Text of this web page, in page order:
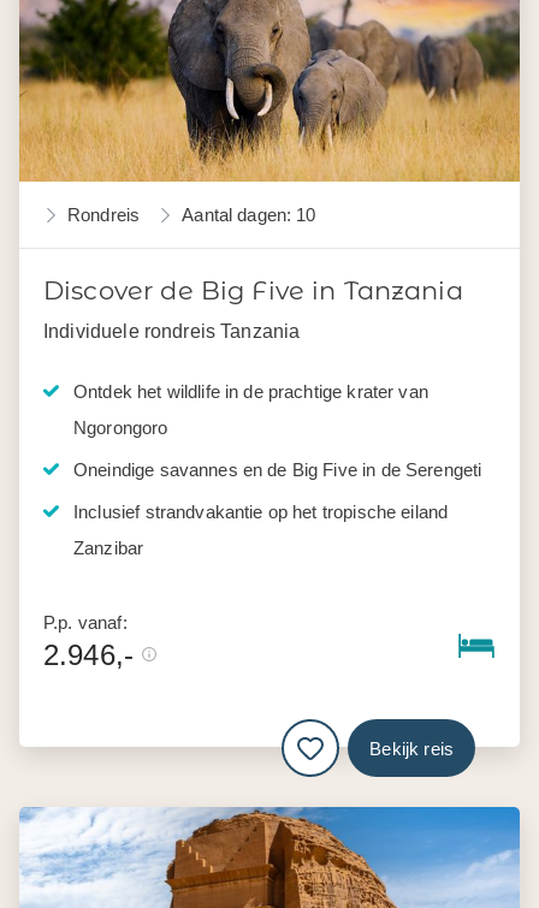
Rondreis Aantal dagen: 10
Discover de Big Five in Tanzania
Individuele rondreis Tanzania
Ontdek het wildlife in de prachtige krater van
Ngorongoro
Oneindige savannes en de Big Five in de Serengeti
Inclusief strandvakantie op het tropische eiland
Zanzibar
P.p. vanaf:
2.946,-
Bekijk reis